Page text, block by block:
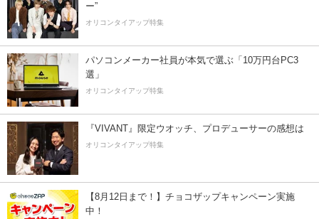
ー”
オリコンタイアップ特集
パソコンメーカー社員が本気で選ぶ「10万円台PC3
選」
オリコンタイアップ特集
『VIVANT』限定ウオッチ、プロデューサーの感想は
オリコンタイアップ特集
【8月12日まで！】チョコザップキャンペーン実施
中！